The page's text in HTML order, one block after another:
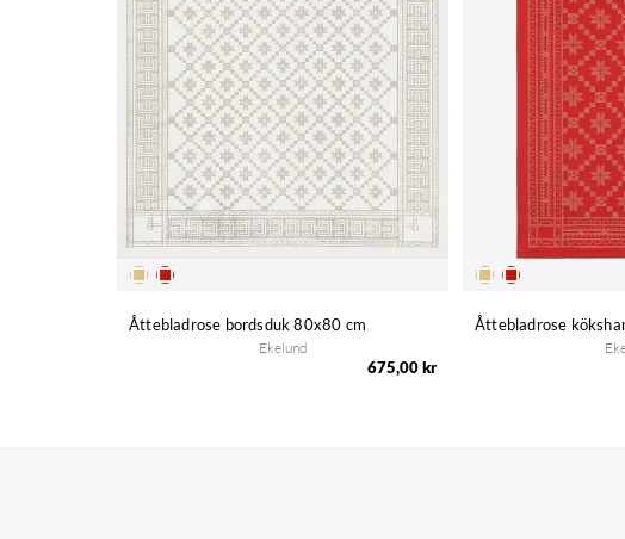
Åttebladrose bordsduk 80x80 cm
Ekelund
675,00 kr
Åttebladrose